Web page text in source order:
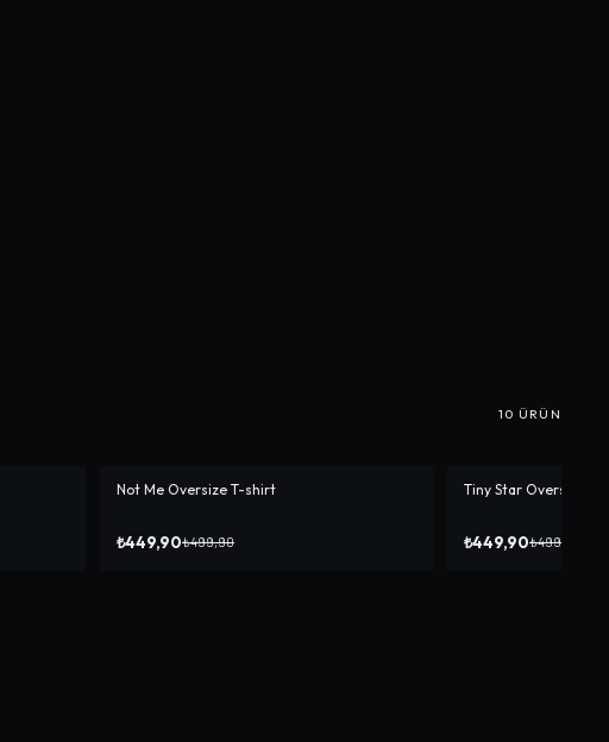
10 ÜRÜN
-%10
Not Me Oversize T-shirt
₺449,90₺499,90
-%10
Tiny Star Oversize T-
₺449,90₺499,90